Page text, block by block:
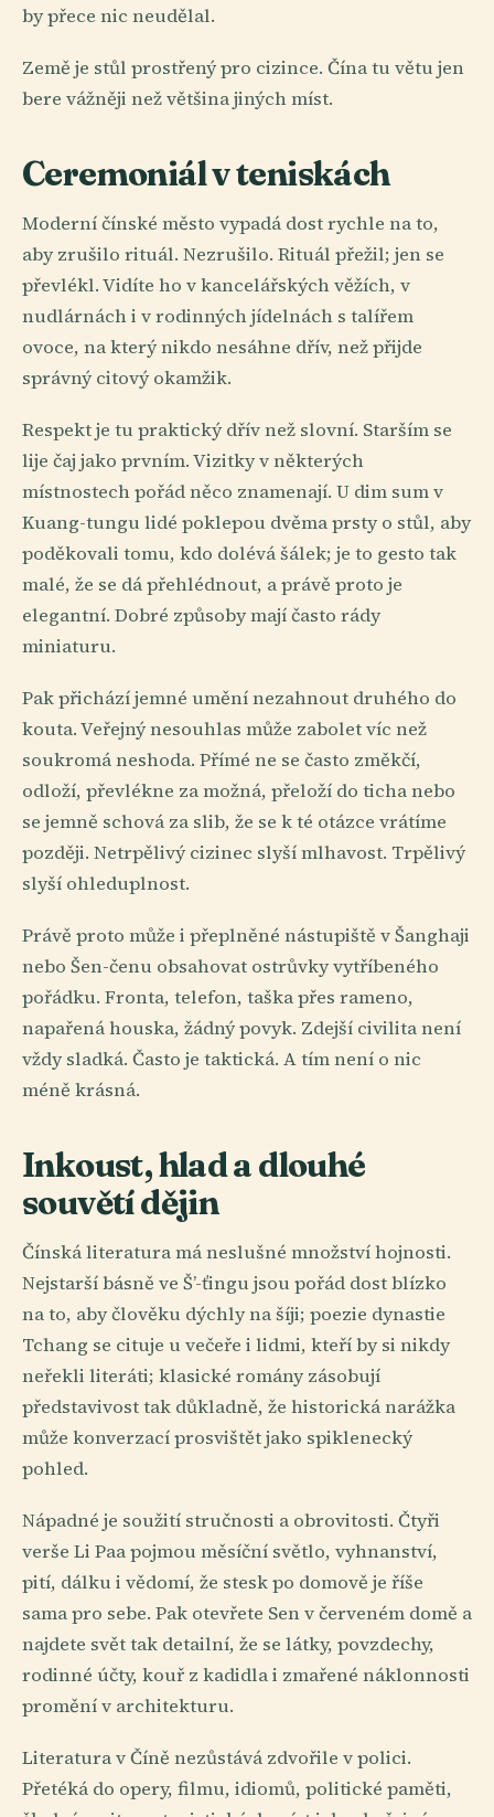
by přece nic neudělal.
Země je stůl prostřený pro cizince. Čína tu větu jen
bere vážněji než většina jiných míst.
Ceremoniál v teniskách
Moderní čínské město vypadá dost rychle na to,
aby zrušilo rituál. Nezrušilo. Rituál přežil; jen se
převlékl. Vidíte ho v kancelářských věžích, v
nudlárnách i v rodinných jídelnách s talířem
ovoce, na který nikdo nesáhne dřív, než přijde
správný citový okamžik.
Respekt je tu praktický dřív než slovní. Starším se
lije čaj jako prvním. Vizitky v některých
místnostech pořád něco znamenají. U dim sum v
Kuang-tungu lidé poklepou dvěma prsty o stůl, aby
poděkovali tomu, kdo dolévá šálek; je to gesto tak
malé, že se dá přehlédnout, a právě proto je
elegantní. Dobré způsoby mají často rády
miniaturu.
Pak přichází jemné umění nezahnout druhého do
kouta. Veřejný nesouhlas může zabolet víc než
soukromá neshoda. Přímé ne se často změkčí,
odloží, převlékne za možná, přeloží do ticha nebo
se jemně schová za slib, že se k té otázce vrátíme
později. Netrpělivý cizinec slyší mlhavost. Trpělivý
slyší ohleduplnost.
Právě proto může i přeplněné nástupiště v Šanghaji
nebo Šen-čenu obsahovat ostrůvky vytříbeného
pořádku. Fronta, telefon, taška přes rameno,
napařená houska, žádný povyk. Zdejší civilita není
vždy sladká. Často je taktická. A tím není o nic
méně krásná.
Inkoust, hlad a dlouhé
souvětí dějin
Čínská literatura má neslušné množství hojnosti.
Nejstarší básně ve Š’-ťingu jsou pořád dost blízko
na to, aby člověku dýchly na šíji; poezie dynastie
Tchang se cituje u večeře i lidmi, kteří by si nikdy
neřekli literáti; klasické romány zásobují
představivost tak důkladně, že historická narážka
může konverzací prosvištět jako spiklenecký
pohled.
Nápadné je soužití stručnosti a obrovitosti. Čtyři
verše Li Paa pojmou měsíční světlo, vyhnanství,
pití, dálku i vědomí, že stesk po domově je říše
sama pro sebe. Pak otevřete Sen v červeném domě a
najdete svět tak detailní, že se látky, povzdechy,
rodinné účty, kouř z kadidla i zmařené náklonnosti
promění v architekturu.
Literatura v Číně nezůstává zdvořile v polici.
Přetéká do opery, filmu, idiomů, politické paměti,